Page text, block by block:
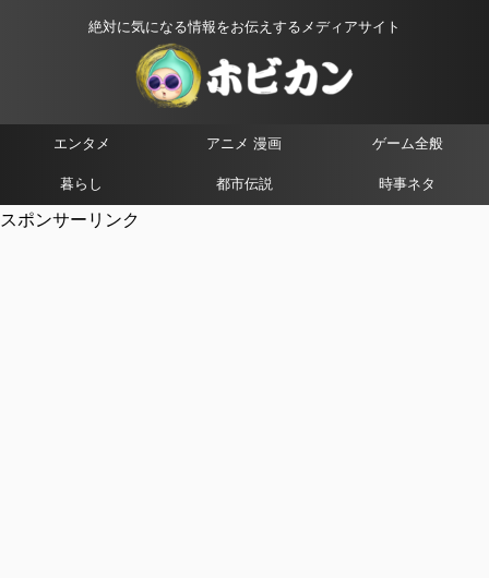
絶対に気になる情報をお伝えするメディアサイト
エンタメ アニメ 漫画 ゲーム全般
暮らし 都市伝説 時事ネタ
スポンサーリンク